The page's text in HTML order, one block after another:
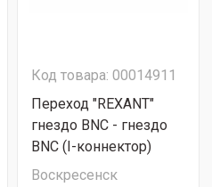
Код товара: 00014911
Переход "REXANT"
гнездо BNC - гнездо
BNC (I-коннектор)
Воскресенск